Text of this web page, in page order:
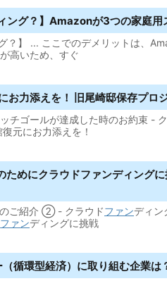
ング？】Amazonが3つの家庭用
？】 ... ここでのデメリットは、
高いため、すぐ
お力添えを！ 旧尾崎邸保存プ
ッチゴールが達成した時のお約束 -
元にお力添えを！
ためにクラウドファンディング
のご紹介 ② - クラウドファンディン
ファンディングに挑戦
循環型経済）に取り組む企業は